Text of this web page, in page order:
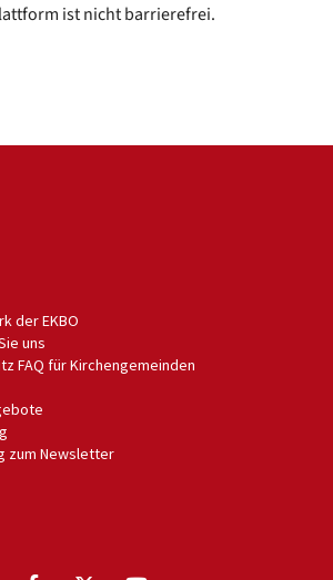
ist nicht barrierefrei.
der EKBO
uns
FAQ für Kirchengemeinden
zum Newsletter